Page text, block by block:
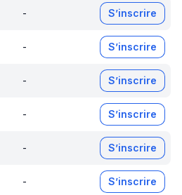
- S’inscrire
- S’inscrire
- S’inscrire
- S’inscrire
- S’inscrire
- S’inscrire